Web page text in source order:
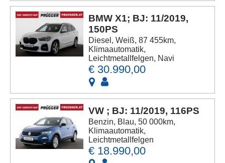
BMW X1; BJ: 11/2019,
150PS
Diesel, Weiß, 87 455km,
Klimaautomatik,
Leichtmetallfelgen, Navi
€ 30.990,00
VW ; BJ: 11/2019, 116PS
Benzin, Blau, 50 000km,
Klimaautomatik,
Leichtmetallfelgen
€ 18.990,00